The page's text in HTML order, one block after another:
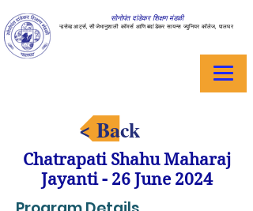
सोनोपंत दांडेकर शिक्षण मंडळी
ऱ्हसेव्ह आर्ट्स, सीजेभानुशाली कॉमर्स आणि बदांडेकर सायन्स ज्युनियर कॉलेज, पालघर
< Back
Chatrapati Shahu Maharaj
Jayanti - 26 June 2024